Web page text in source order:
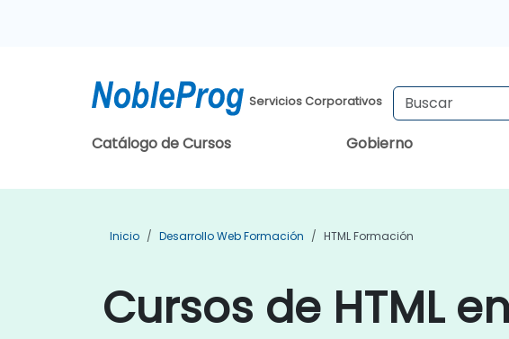
Servicios Corporativos
Catálogo de Cursos Gobierno
Inicio Desarrollo Web Formación HTML Formación
Cursos de HTML